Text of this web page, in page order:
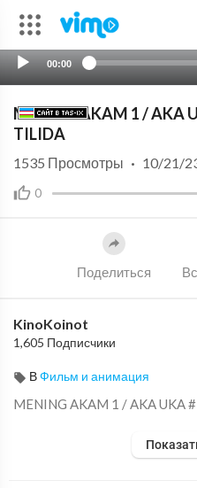
00:00
MENING AKAM 1 / AKA
TILIDA
0
1535 Просмотры · 10/21/
Поделиться
KinoKoinot
1,605 Подписчики
ВФильм и анимация
⁣MENING AKAM 1 / AKA UKA